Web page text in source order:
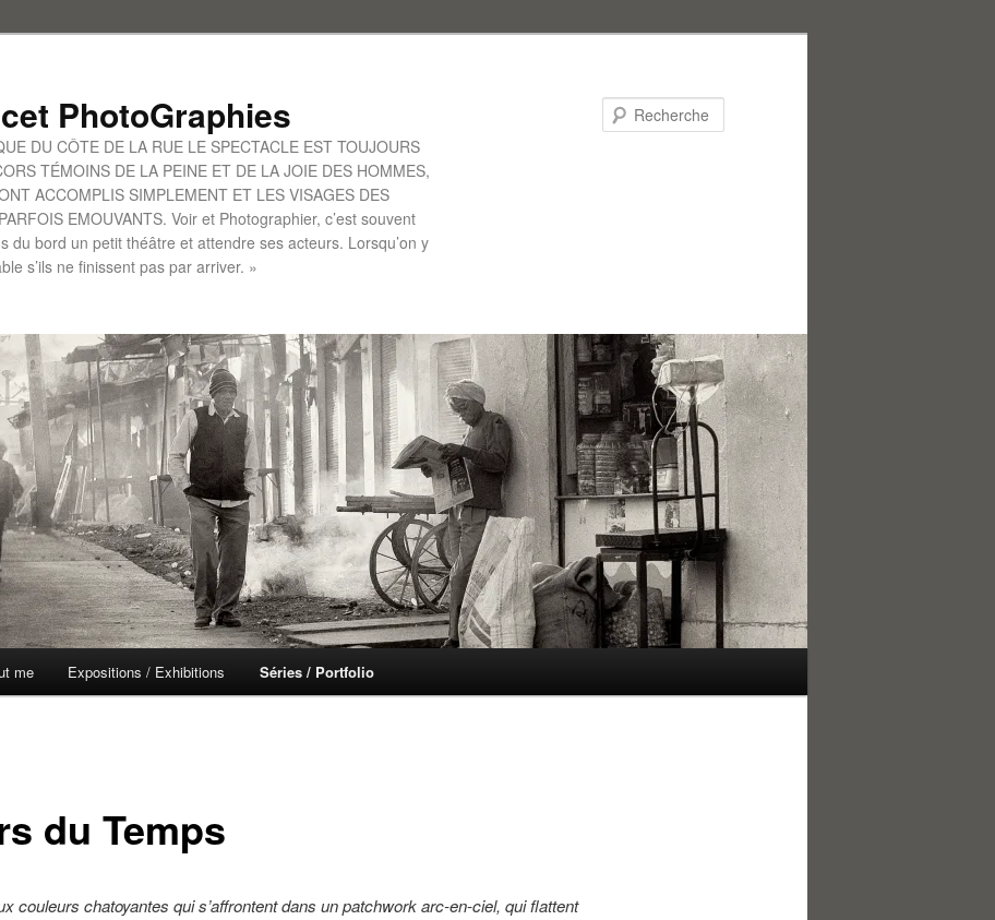
PhotoGraphies
DU CÔTE DE LA RUE LE SPECTACLE EST TOUJOURS
TÉMOINS DE LA PEINE ET DE LA JOIE DES HOMMES,
ACCOMPLIS SIMPLEMENT ET LES VISAGES DES
EMOUVANTS. Voir et Photographier, c’est souvent
du bord un petit théâtre et attendre ses acteurs. Lorsqu’on y
s’ils ne finissent pas par arriver. »
me Expositions / Exhibitions Séries / Portfolio
du Temps
couleurs chatoyantes qui s’affrontent dans un patchwork arc-en-ciel, qui flattent